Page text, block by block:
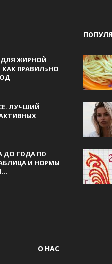
ЖИРНОЙ
ПРАВИЛЬНО
ЛУЧШИЙ
ДО ГОДА ПО
И НОРМЫ
О НАС